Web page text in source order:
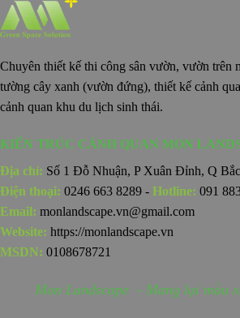
Chuyên thiết kế thi công sân vườn, vườn trên
tường cây xanh (vườn đứng), thiết kế cảnh
cảnh quan khu du lịch sinh thái.
KIẾN TRÚC CẢNH QUAN MON
Địa chỉ: Số 1 Đỗ Nhuận, P Xuân Đỉnh, Q
Điện thoại: 0246 663 8289 - Hotline: 091
Email: monlandscape.vn@gmail.com
Website: https://monlandscape.vn
MSDN: 0108678721
Mon Landscape - Mang lại màu